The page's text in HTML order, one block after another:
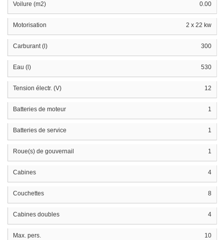
Voilure (m2) 0.00
Motorisation 2 x 22 kw
Carburant (l) 300
Eau (l) 530
Tension électr. (V) 12
Batteries de moteur 1
Batteries de service 1
Roue(s) de gouvernail 1
Cabines 4
Couchettes 8
Cabines doubles 4
Max. pers. 10